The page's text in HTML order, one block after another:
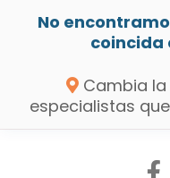
No
coincida
Cambia la
especialistas